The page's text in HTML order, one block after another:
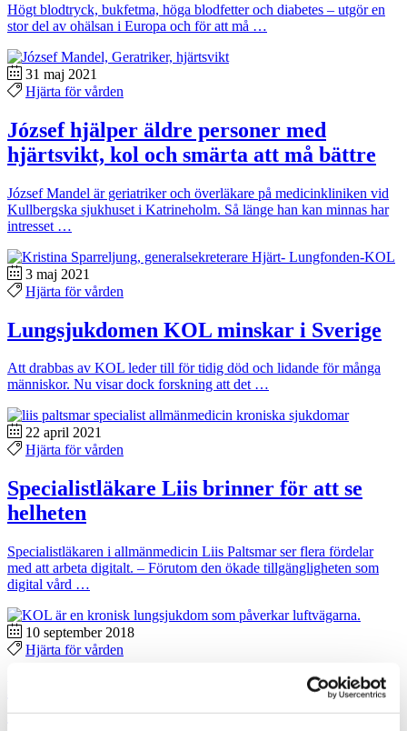
Högt blodtryck, bukfetma, höga blodfetter och diabetes – utgör en
stor del av ohälsan i Europa och för att må …
31 maj 2021
Hjärta för vården
József hjälper äldre personer med
hjärtsvikt, kol och smärta att må bättre
József Mandel är geriatriker och överläkare på medicinkliniken vid
Kullbergska sjukhuset i Katrineholm. Så länge han kan minnas har
intresset …
3 maj 2021
Hjärta för vården
Lungsjukdomen KOL minskar i Sverige
Att drabbas av KOL leder till för tidig död och lidande för många
människor. Nu visar dock forskning att det …
22 april 2021
Hjärta för vården
Specialistläkare Liis brinner för att se
helheten
Specialistläkaren i allmänmedicin Liis Paltsmar ser flera fördelar
med att arbeta digitalt. – Förutom den ökade tillgängligheten som
digital vård …
10 september 2018
Hjärta för vården
Ny analysmetod gör det enklare att
diagnosticera KOL